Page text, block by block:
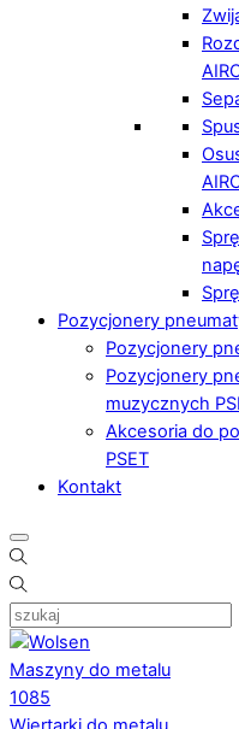
Pozycjonery
Pozycjonery
Pozycjonery
muzycznych
Akcesoria do
PSET
Kontakt
Maszyny do metalu
1085